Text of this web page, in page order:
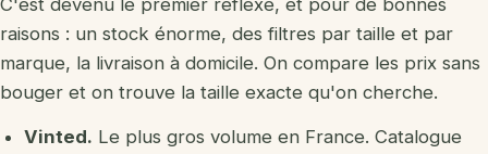
C'est devenu le premier réflexe, et pour de bonnes
raisons : un stock énorme, des filtres par taille et par
marque, la livraison à domicile. On compare les prix sans
bouger et on trouve la taille exacte qu'on cherche.
Vinted. Le plus gros volume en France. Catalogue